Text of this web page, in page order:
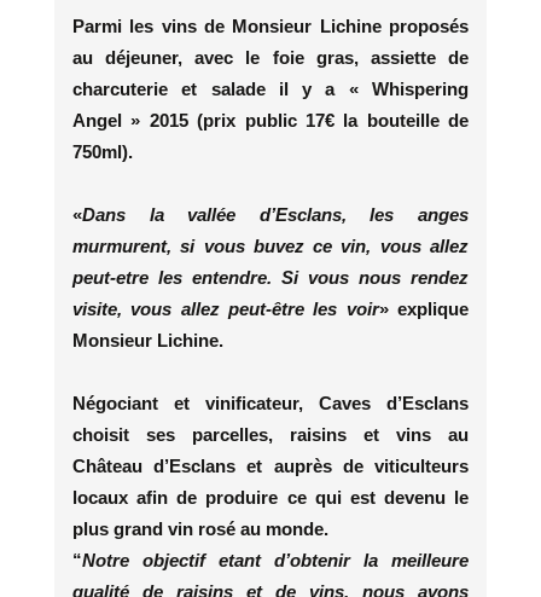
Parmi les vins de Monsieur Lichine proposés
au déjeuner, avec le foie gras, assiette de
charcuterie et salade il y a « Whispering
Angel » 2015 (prix public 17€ la bouteille de
750ml).
«Dans la vallée d’Esclans, les anges
murmurent, si vous buvez ce vin, vous allez
peut-etre les entendre. Si vous nous rendez
visite, vous allez peut-être les voir» explique
Monsieur Lichine.
Négociant et vinificateur, Caves d’Esclans
choisit ses parcelles, raisins et vins au
Château d’Esclans et auprès de viticulteurs
locaux afin de produire ce qui est devenu le
plus grand vin rosé au monde.
“Notre objectif etant d’obtenir la meilleure
qualité de raisins et de vins, nous avons